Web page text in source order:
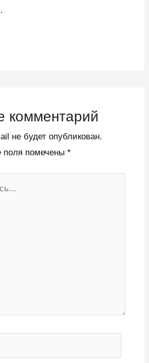
комментарий
не будет опубликован.
поля помечены *